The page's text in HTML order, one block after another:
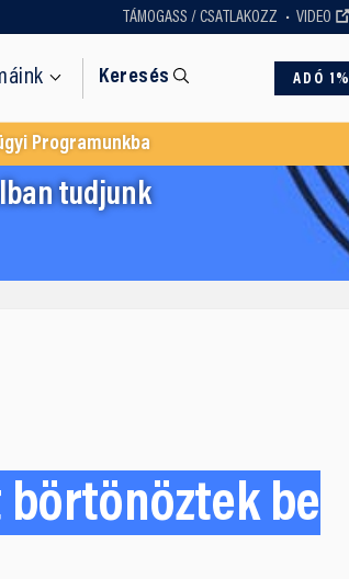
TÁMOGASS / CSATLAKOZZ VIDEO
Keresés ADÓ 1%
Programunkba
tudjunk
be